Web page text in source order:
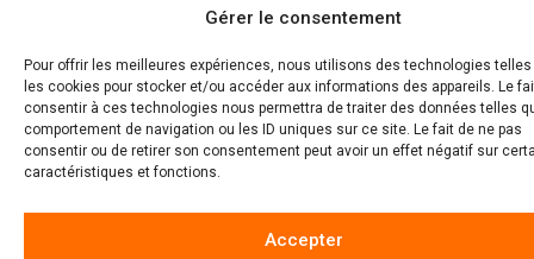
Gérer le consentement
Pour offrir les meilleures expériences, nous utilisons des technologies telles
les cookies pour stocker et/ou accéder aux informations des appareils. Le
consentir à ces technologies nous permettra de traiter des données telles
comportement de navigation ou les ID uniques sur ce site. Le fait de ne pas
consentir ou de retirer son consentement peut avoir un effet négatif sur
caractéristiques et fonctions.
Accepter